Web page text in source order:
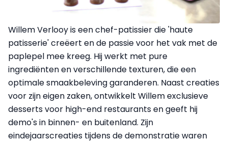
Willem Verlooy is een chef-patissier die 'haute
patisserie' creëert en de passie voor het vak met de
paplepel mee kreeg. Hij werkt met pure
ingrediënten en verschillende texturen, die een
optimale smaakbeleving garanderen. Naast creaties
voor zijn eigen zaken, ontwikkelt Willem exclusieve
desserts voor high-end restaurants en geeft hij
demo's in binnen- en buitenland. Zijn
eindejaarscreaties tijdens de demonstratie waren